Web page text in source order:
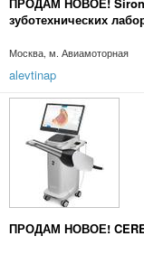
зуботехнических
Москва, м. Авиамоторная
alevtinap
ПРОДАМ НОВОЕ!